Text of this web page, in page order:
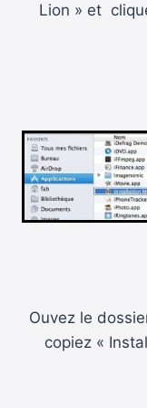
Lion » et
Ouvez le
copiez «